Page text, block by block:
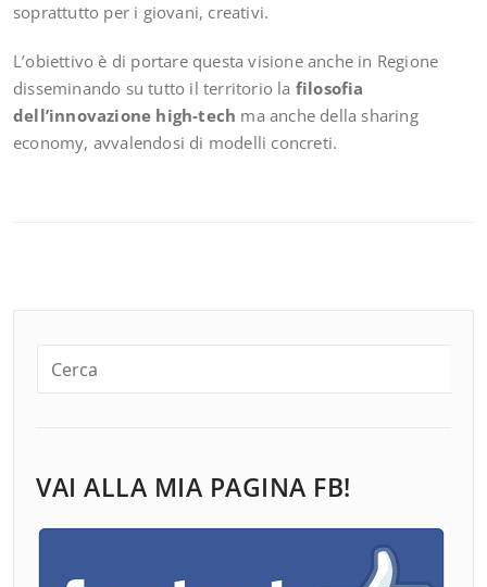
soprattutto per i giovani, creativi.
L’obiettivo è di portare questa visione anche in Regione
disseminando su tutto il territorio la filosofia
dell’innovazione high-tech ma anche della sharing
economy, avvalendosi di modelli concreti.
VAI ALLA MIA PAGINA FB!